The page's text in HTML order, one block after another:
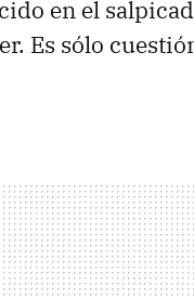
en el
Es sólo